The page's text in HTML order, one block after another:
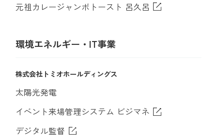
元祖カレージャンボトースト 呂久呂
環境エネルギー・IT事業
株式会社トミオホールディングス
太陽光発電
イベント来場管理システム ビジマネ
デジタル監督